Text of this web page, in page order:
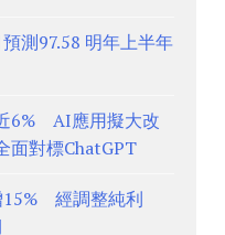
測97.58 明年上半年
6% AI應用擬大改
對標ChatGPT
15% 經調整純利